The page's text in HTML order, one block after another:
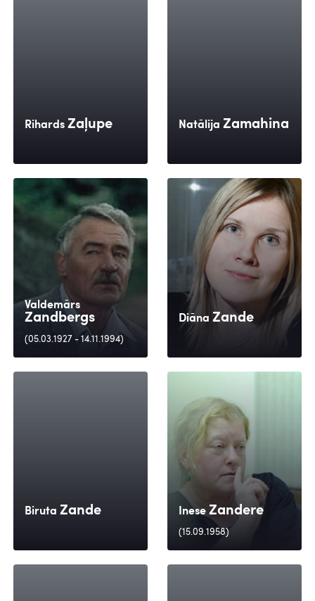
Rihards Zaļupe Natālija Zamahina
Valdemārs
Zandbergs
(05.03.1927 - 14.11.1994)
Diāna Zande
Biruta Zande Inese Zandere
(15.09.1958)